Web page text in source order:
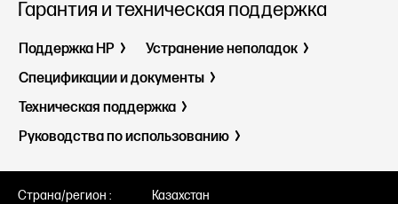
Гарантия и техническая поддержка
Поддержка HP
Устранение неполадок
Спецификации и документы
Техническая поддержка
Руководства по использованию
Страна/регион : Казахстан